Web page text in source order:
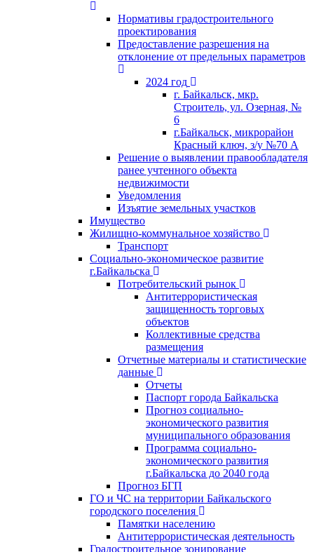
Нормативы градостроительного
проектирования
Предоставление разрешения на
отклонение от предельных параметров
2024 год
г. Байкальск, мкр.
Строитель, ул. Озерная, №
6
г.Байкальск, микрорайон
Красный ключ, з/у №70 А
Решение о выявлении правообладателя
ранее учтенного объекта
недвижимости
Уведомления
Изъятие земельных участков
Имущество
Жилищно-коммунальное хозяйство
Транспорт
Социально-экономическое развитие
г.Байкальска
Потребительский рынок
Антитеррористическая
защищенность торговых
объектов
Коллективные средства
размещения
Отчетные материалы и статистические
данные
Отчеты
Паспорт города Байкальска
Прогноз социально-
экономического развития
муниципального образования
Программа социально-
экономического развития
г.Байкальска до 2040 года
Прогноз БГП
ГО и ЧС на территории Байкальского
городского поселения
Памятки населению
Антитеррористическая деятельность
Градостроительное зонирование